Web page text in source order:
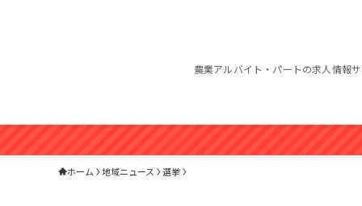
農業アルバイト・パートの求人情報
ホーム 地域ニュース 選挙